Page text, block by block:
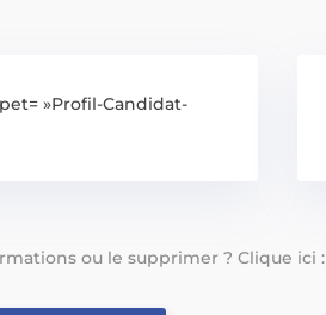
»Profil-Candidat-
ou le supprimer ? Clique ici :